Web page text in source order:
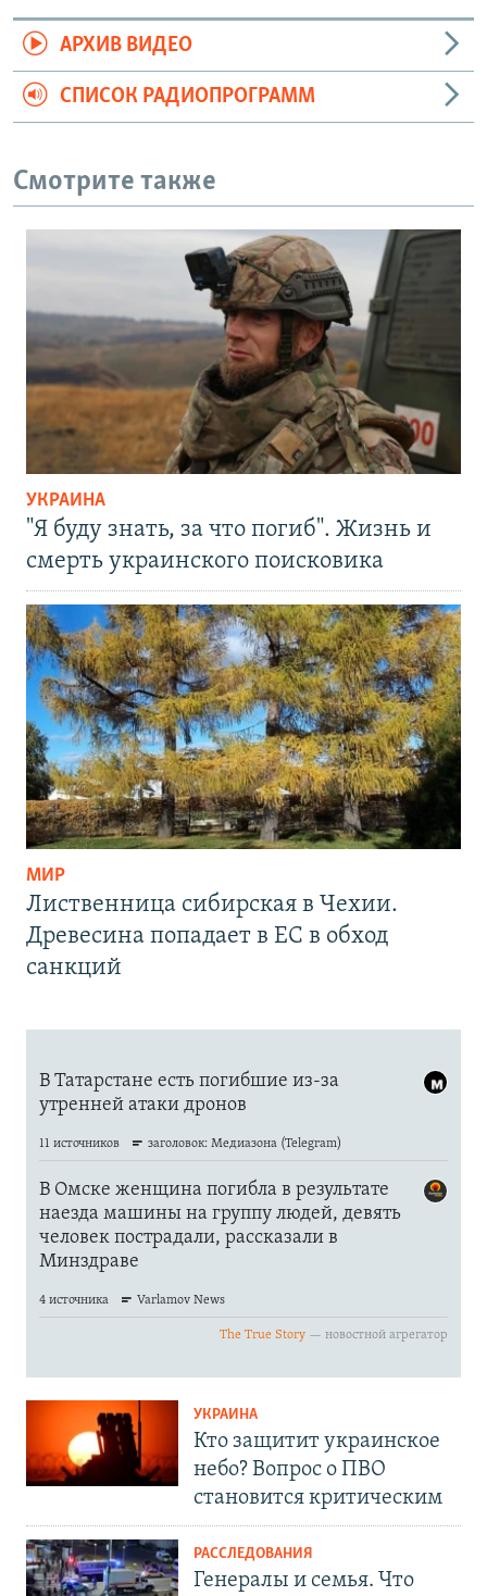
АРХИВ ВИДЕО
СПИСОК РАДИОПРОГРАММ
Смотрите также
УКРАИНА
"Я буду знать, за что погиб". Жизнь и
смерть украинского поисковика
МИР
Лиственница сибирская в Чехии.
Древесина попадает в ЕС в обход
санкций
УКРАИНА
Кто защитит украинское
небо? Вопрос о ПВО
становится критическим
РАССЛЕДОВАНИЯ
Генералы и семья. Что